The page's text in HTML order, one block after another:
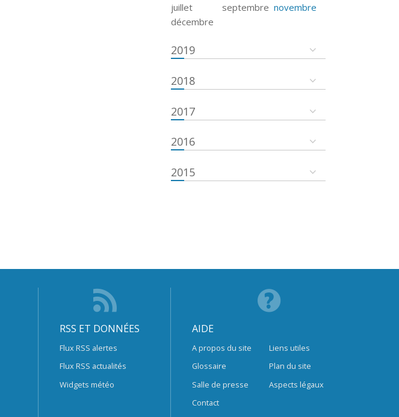
juillet
septembre novembre
décembre
2019
2018
2017
2016
2015
RSS ET DONNÉES
Flux RSS alertes
Flux RSS actualités
Widgets météo
AIDE
A propos du site
Glossaire
Salle de presse
Contact
Liens utiles
Plan du site
Aspects légaux